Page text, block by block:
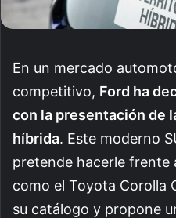
En un mercado
competitivo, Ford ha
con la presentación de
híbrida. Este moderno
pretende hacerle frente
como el Toyota Corolla
su catálogo y propone